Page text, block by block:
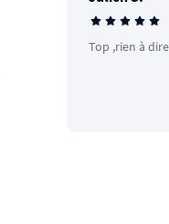
Top ,rien à